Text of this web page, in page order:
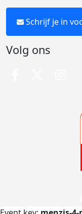
Schrijf je in
Volg ons